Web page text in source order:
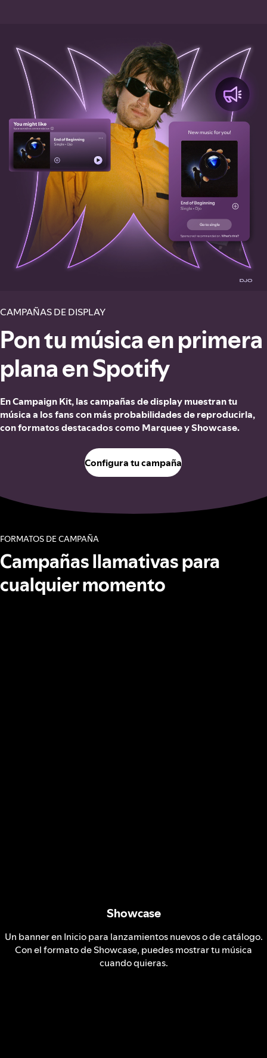
CAMPAÑAS DE DISPLAY
Pon tu música en primera
plana en Spotify
En Campaign Kit, las campañas de display muestran tu
música a los fans con más probabilidades de reproducirla,
con formatos destacados como Marquee y Showcase.
Configura tu campaña
FORMATOS DE CAMPAÑA
Campañas llamativas para
cualquier momento
Showcase
Un banner en Inicio para lanzamientos nuevos o de catálogo.
Con el formato de Showcase, puedes mostrar tu música
cuando quieras.